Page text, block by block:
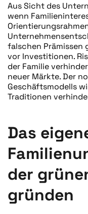
Aus Sicht des
wenn
falschen Prämissen
vor Investitionen.
der Familie
neuer Märkte. Der
Geschäftsmodells
Traditionen
Das
der
gründen